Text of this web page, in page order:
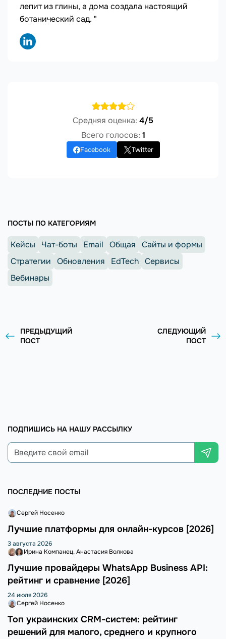
лепит из глины, а дома создала настоящий
ботанический сад. "
Средняя оценка: 4/5
Всего голосов: 1
Facebook Twitter
ПОСТЫ ПО КАТЕГОРИЯМ
Кейсы Чат-боты Email Общая
Сайты и формы
Стратегии
Обновления EdTech Сервисы
Вебинары
ПРЕДЫДУЩИЙ
ПОСТ
СЛЕДУЮЩИЙ
ПОСТ
ПОДПИШИСЬ НА НАШУ РАССЫЛКУ
ПОСЛЕДНИЕ ПОСТЫ
Сергей Носенко
Лучшие платформы для онлайн-курсов [2026]
3 августа 2026
Ирина Компанец Анастасия Волкова
Лучшие провайдеры WhatsApp Business API:
рейтинг и сравнение [2026]
24 июля 2026
Сергей Носенко
Топ украинских CRM-систем: рейтинг
решений для малого, среднего и крупного